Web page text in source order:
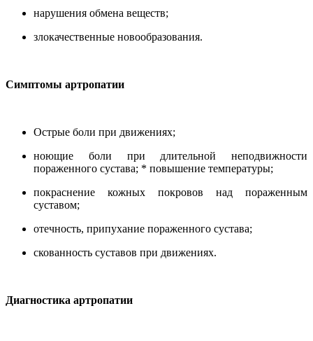
нарушения обмена веществ;
злокачественные новообразования.
Симптомы артропатии
Острые боли при движениях;
ноющие боли при длительной неподвижности
пораженного сустава; * повышение температуры;
покраснение кожных покровов над пораженным
суставом;
отечность, припухание пораженного сустава;
скованность суставов при движениях.
Диагностика артропатии